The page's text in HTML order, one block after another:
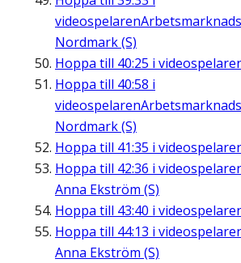
videospelaren
Nordmark (S)
Hoppa till 40:25 i
Hoppa till 40:58 i
videospelaren
Nordmark (S)
Hoppa till 41:35 i
Hoppa till 42:36 i
Anna Ekström (S)
Hoppa till 43:40 i
Hoppa till 44:13 i
Anna Ekström (S)